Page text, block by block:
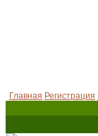
Главная Регистрация